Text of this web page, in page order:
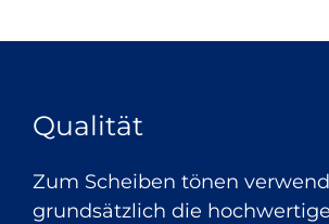
Qualität
Zum Scheiben tönen
grundsätzlich die